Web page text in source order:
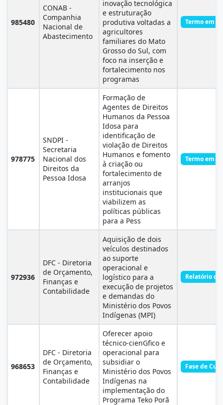
985480
CONAB -
Companhia
Nacional de
Abastecimento
inovação tecnológica
e estruturação
produtiva voltadas a
agricultores
familiares do Mato
Grosso do Sul, com
foco na inserção e
fortalecimento nos
programas
Termo em
978775
SNDPI -
Secretaria
Nacional dos
Direitos da
Pessoa Idosa
Formação de
Agentes de Direitos
Humanos da Pessoa
Idosa para
identificação de
violação de Direitos
Humanos e fomento
à criação ou
fortalecimento de
arranjos
institucionais que
viabilizem as
políticas públicas
para a Pess
Termo em
972936
DFC - Diretoria
de Orçamento,
Finanças e
Contabilidade
Aquisição de dois
veículos destinados
ao suporte
operacional e
logístico para a
execução de projetos
e demandas do
Ministério dos Povos
Indígenas (MPI)
Relatório
968653
DFC - Diretoria
de Orçamento,
Finanças e
Contabilidade
Oferecer apoio
técnico-cienGfico e
operacional para
subsidiar o
Ministério dos Povos
Indígenas na
implementação do
Programa Teko Porã
Fase de